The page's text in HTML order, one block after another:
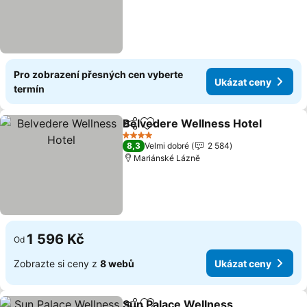
Pro zobrazení přesných cen vyberte
termín
Ukázat ceny
SdíletPřidat na seznam oblíbených
Belvedere Wellness Hotel
4 Počet hvězdiček
8,3 Velmi dobré
2 584
Mariánské Lázně
Od 1 596 Kč
Zobrazte si ceny z 8 webů Ukázat ceny
Sun Palace Wellness